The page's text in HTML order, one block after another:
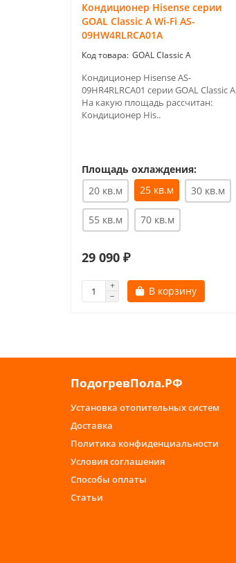
Кондиционер Hisense серии
GOAL Classic A Wi-Fi AS-
09HW4RLRCA01A
GOAL Classic A
Кондиционер Hisense AS-
09HR4RLRCA01 серии GOAL Classic A
На какую площадь рассчитан:
Кондиционер His..
Площадь охлаждения:
20 кв.м
25 кв.м 30 кв.м
55 кв.м 70 кв.м
29 090 ₽
В корзину
ПодогревПола.РФ
Установка отопительных систем
Доставка
Политика конфиденциальности
Условия соглашения
Способы оплаты
Статьи